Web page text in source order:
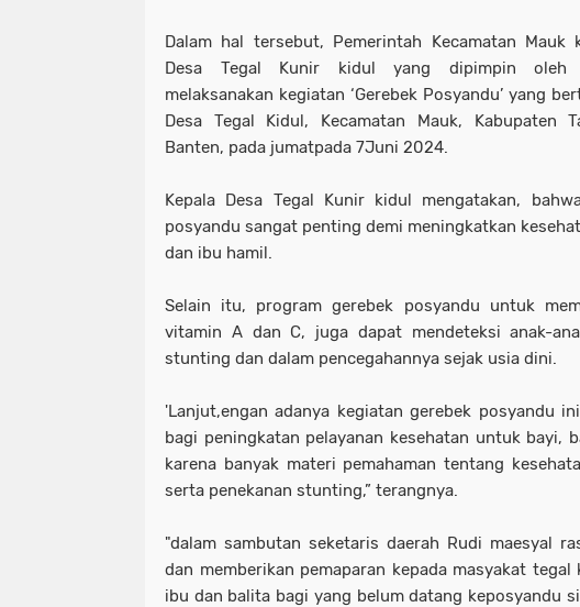
Dalam hal tersebut, Pemerintah Kecamatan Mauk
Desa Tegal Kunir kidul yang dipimpin oleh
melaksanakan kegiatan ‘Gerebek Posyandu’ yang
Desa Tegal Kidul, Kecamatan Mauk, Kabupaten
Banten, pada jumatpada 7Juni 2024.
Kepala Desa Tegal Kunir kidul mengatakan,
posyandu sangat penting demi meningkatkan
dan ibu hamil.
Selain itu, program gerebek posyandu untuk
vitamin A dan C, juga dapat mendeteksi anak-
stunting dan dalam pencegahannya sejak usia dini.
'Lanjut,engan adanya kegiatan gerebek posyandu
bagi peningkatan pelayanan kesehatan untuk bayi,
karena banyak materi pemahaman tentang
serta penekanan stunting,” terangnya.
"dalam sambutan seketaris daerah Rudi maesyal
dan memberikan pemaparan kepada masyakat
ibu dan balita bagi yang belum datang keposyandu